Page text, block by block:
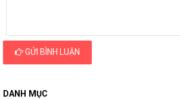
GỬI BÌNH LUẬN
DANH MỤC